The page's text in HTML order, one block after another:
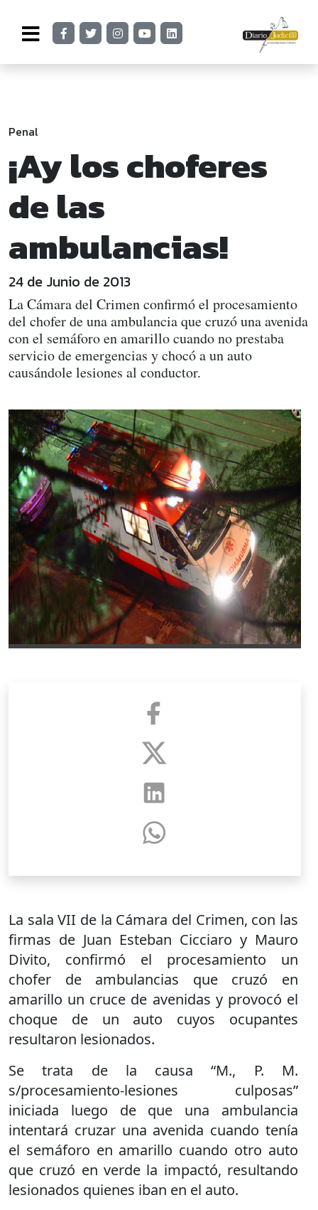
Penal
¡Ay los choferes
de las
ambulancias!
24 de Junio de 2013
La Cámara del Crimen confirmó el procesamiento
del chofer de una ambulancia que cruzó una avenida
con el semáforo en amarillo cuando no prestaba
servicio de emergencias y chocó a un auto
causándole lesiones al conductor.
La sala VII de la Cámara del Crimen, con las
firmas de Juan Esteban Cicciaro y Mauro
Divito, confirmó el procesamiento un
chofer de ambulancias que cruzó en
amarillo un cruce de avenidas y provocó el
choque de un auto cuyos ocupantes
resultaron lesionados.
Se trata de la causa “M., P. M.
s/procesamiento-lesiones culposas”
iniciada luego de que una ambulancia
intentará cruzar una avenida cuando tenía
el semáforo en amarillo cuando otro auto
que cruzó en verde la impactó, resultando
lesionados quienes iban en el auto.